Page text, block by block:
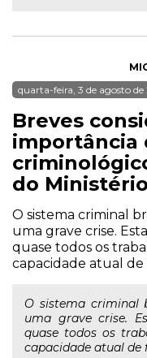
quarta-feira, 3 de agosto
Breves
importância
do
O sistema criminal
uma grave crise.
quase todos os
capacidade atual
O sistema criminal
uma grave crise.
quase todos os
capacidade atual de